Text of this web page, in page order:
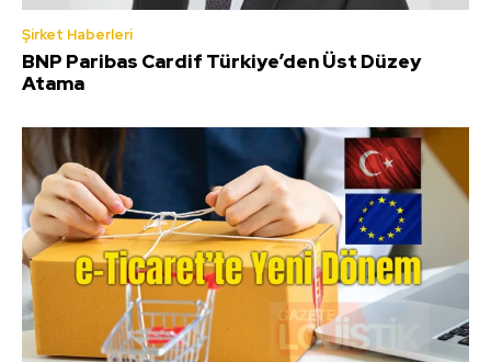
Şirket Haberleri
BNP Paribas Cardif Türkiye’den Üst Düzey
Atama